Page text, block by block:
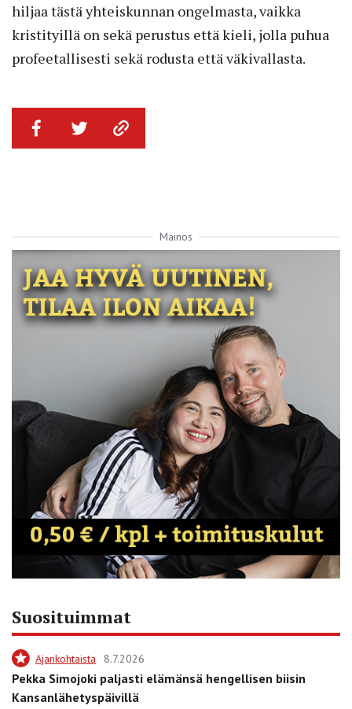
hiljaa tästä yhteiskunnan ongelmasta, vaikka
kristityillä on sekä perustus että kieli, jolla puhua
profeetallisesti sekä rodusta että väkivallasta.
Mainos
Suosituimmat
Ajankohtaista 8.7.2026
Pekka Simojoki paljasti elämänsä hengellisen biisin
Kansanlähetyspäivillä